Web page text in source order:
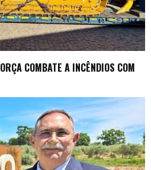
COMBATE A INCÊNDIOS COM